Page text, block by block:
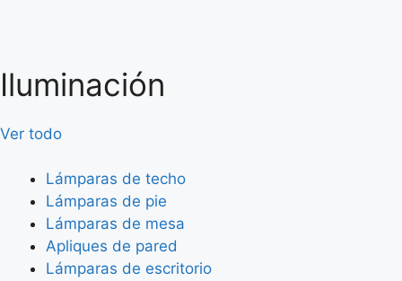
Iluminación
Ver todo
Lámparas de techo
Lámparas de pie
Lámparas de mesa
Apliques de pared
Lámparas de escritorio